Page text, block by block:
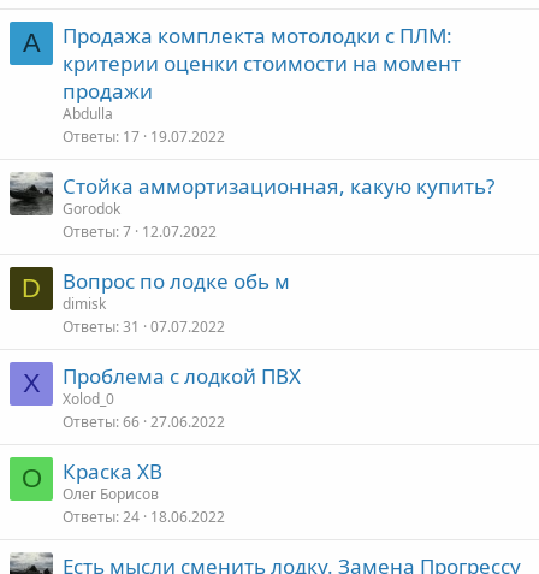
A
Продажа комплекта мотолодки с ПЛМ:
критерии оценки стоимости на момент
продажи
Abdulla
Ответы 17 19.07.2022
Стойка аммортизационная, какую купить?
Gorodok
Ответы 7 12.07.2022
D Вопрос по лодке обь м
dimisk
Ответы 31 07.07.2022
X Проблема с лодкой ПВХ
Xolod_0
Ответы 66 27.06.2022
О Краска ХВ
Олег Борисов
Ответы 24 18.06.2022
Есть мысли сменить лодку. Замена Прогрессу